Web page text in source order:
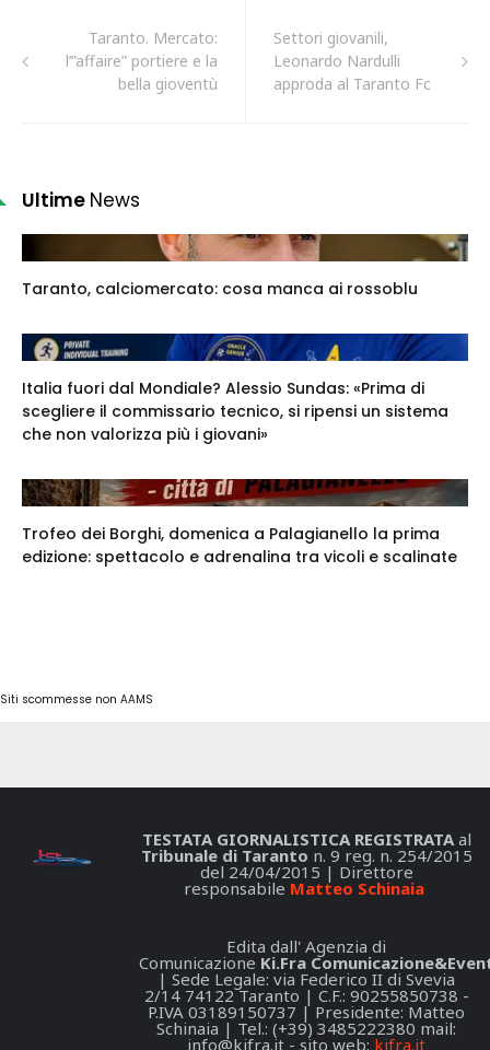
Taranto. Mercato:
l’”affaire” portiere e la
bella gioventù
Settori giovanili,
Leonardo Nardulli
approda al Taranto Fc
Ultime News
Taranto, calciomercato: cosa manca ai rossoblu
Italia fuori dal Mondiale? Alessio Sundas: «Prima di
scegliere il commissario tecnico, si ripensi un sistema
che non valorizza più i giovani»
Trofeo dei Borghi, domenica a Palagianello la prima
edizione: spettacolo e adrenalina tra vicoli e scalinate
Siti scommesse non AAMS
TESTATA GIORNALISTICA REGISTRATAal
Tribunale di Taranto n. 9 reg. n. 254/2015
del 24/04/2015 | Direttore
responsabile Matteo Schinaia
Edita dall' Agenzia di
Comunicazione Ki.Fra
| Sede Legale: via Federico II di Svevia
2/14 74122 Taranto | C.F.: 90255850738 -
P.IVA 03189150737 | Presidente: Matteo
Schinaia | Tel.: (+39) 3485222380 mail:
info@kifra.it - sito web: kifra.it